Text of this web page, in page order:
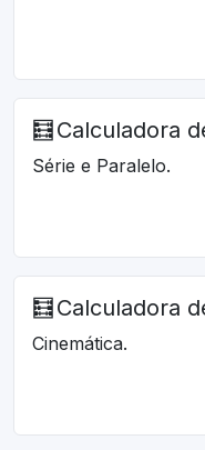
🧮 Calculadora
Série e Paralelo.
🧮 Calculadora
Cinemática.